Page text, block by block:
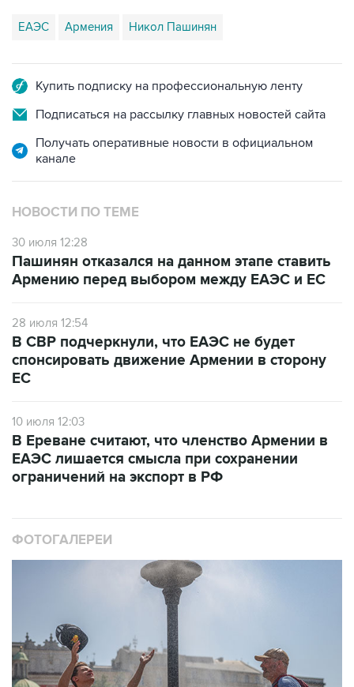
ЕАЭС Армения Никол Пашинян
Купить подписку на профессиональную ленту
Подписаться на рассылку главных новостей сайта
Получать оперативные новости в официальном
канале
НОВОСТИ ПО ТЕМЕ
30 июля 12:28
Пашинян отказался на данном этапе ставить
Армению перед выбором между ЕАЭС и ЕС
28 июля 12:54
В СВР подчеркнули, что ЕАЭС не будет
спонсировать движение Армении в сторону
ЕС
10 июля 12:03
В Ереване считают, что членство Армении в
ЕАЭС лишается смысла при сохранении
ограничений на экспорт в РФ
ФОТОГАЛЕРЕИ